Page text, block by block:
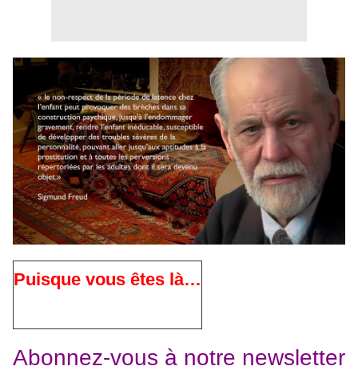
Puisque vous êtes là…
Abonnez-vous à notre newsletter